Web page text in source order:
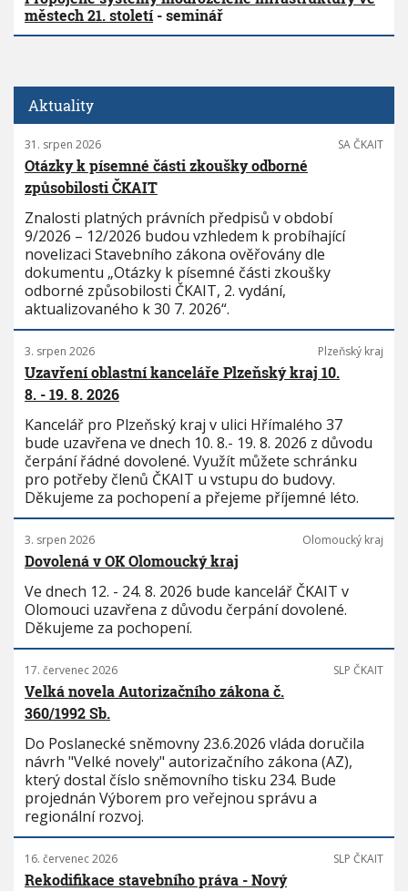
městech 21. století- seminář
Aktuality
31. srpen 2026 SA ČKAIT
Otázky k písemné části zkoušky odborné
způsobilosti ČKAIT
Znalosti platných právních předpisů v období
9/2026 – 12/2026 budou vzhledem k probíhající
novelizaci Stavebního zákona ověřovány dle
dokumentu „Otázky k písemné části zkoušky
odborné způsobilosti ČKAIT, 2. vydání,
aktualizovaného k 30 7. 2026“.
3. srpen 2026 Plzeňský kraj
Uzavření oblastní kanceláře Plzeňský kraj 10.
8. - 19. 8. 2026
Kancelář pro Plzeňský kraj v ulici Hřímalého 37
bude uzavřena ve dnech 10. 8.- 19. 8. 2026 z důvodu
čerpání řádné dovolené. Využít můžete schránku
pro potřeby členů ČKAIT u vstupu do budovy.
Děkujeme za pochopení a přejeme příjemné léto.
3. srpen 2026 Olomoucký kraj
Dovolená v OK Olomoucký kraj
Ve dnech 12. - 24. 8. 2026 bude kancelář ČKAIT v
Olomouci uzavřena z důvodu čerpání dovolené.
Děkujeme za pochopení.
17. červenec 2026 SLP ČKAIT
Velká novela Autorizačního zákona č.
360/1992 Sb.
Do Poslanecké sněmovny 23.6.2026 vláda doručila
návrh "Velké novely" autorizačního zákona (AZ),
který dostal číslo sněmovního tisku 234. Bude
projednán Výborem pro veřejnou správu a
regionální rozvoj.
16. červenec 2026 SLP ČKAIT
Rekodifikace stavebního práva - Nový